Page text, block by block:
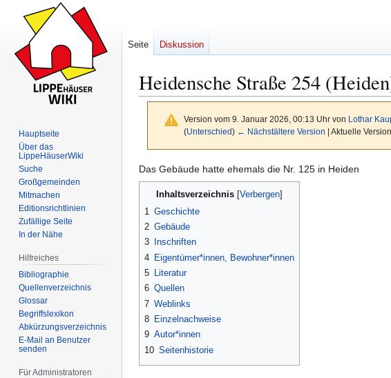
Heidensche Straße 254
Version vom 9. Januar 2026, 00:13 Uhr von Lothar
(Unterschied) ← Nächstältere Version | Aktuelle
Zur
Navigation
springen
Zur
Suche
springen
Das Gebäude hatte ehemals die Nr. 125 in Heiden
Inhaltsverzeichnis
1 Geschichte
2 Gebäude
3
Inschriften
4 Eigentümer*innen, Bewohner*innen
5
Literatur
6 Quellen
7 Weblinks
8 Einzelnachweise
9 Autor*innen
10 Seitenhistorie
Seite Diskussion
Hauptseite
Über das
LippeHäuserWiki
Suche
Großgemeinden
Mitmachen
Editionsrichtlinien
Zufällige Seite
In der Nähe
Hilfreiches
Bibliographie
Quellenverzeichnis
Glossar
Begriffslexikon
Abkürzungsverzeichnis
E-Mail an Benutzer
senden
Für Administratoren